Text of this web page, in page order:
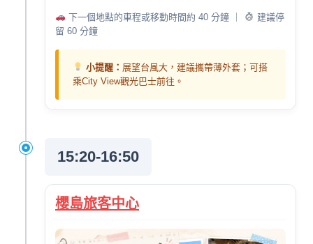
下一個地點的車程或移動時間約 40 分鐘 ｜
建議停
留 60 分鐘
小提醒： 展望台風大，建議攜帶薄外套；可搭
乘City View觀光巴士前往。
15:20-16:50
櫻島旅客中心